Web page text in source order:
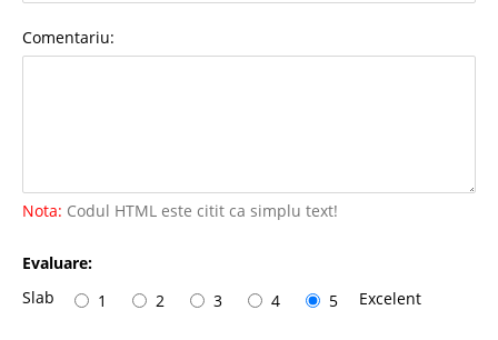
Comentariu:
Nota: Codul HTML este citit ca simplu text!
Evaluare:
Slab
1 2 3 4 5 Excelent